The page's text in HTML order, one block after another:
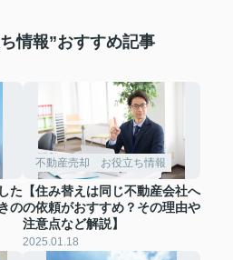
情報”おすすめ記事
た
の
不動産売却 お役立ち情報
【住み替えは同じ不動産会社へ
の依頼がおすすめ？その理由や
注意点など解説】
2025.01.18